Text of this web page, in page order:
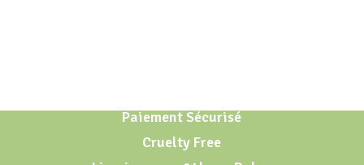
Paiement Sécurisé
Cruelty Free